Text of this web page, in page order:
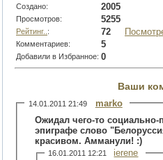
Создано: 2005
Просмотров: 5255
Рейтинг.. : 72
Комментариев: 5
Добавили в Избранное: 0
Ваши
14.01.2011 21:49
marko
Ожидал чего-то социально-
эпиграфе слово
красивом. Амманули! :)
16.01.2011 12:21
ierene